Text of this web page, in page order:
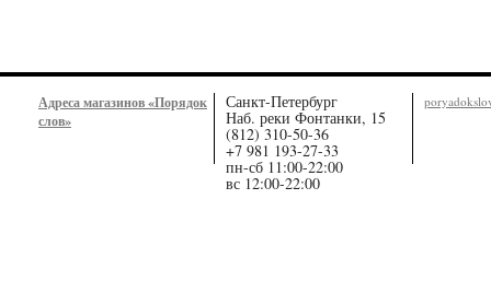
Адреса магазинов «Порядок
слов»
Санкт-Петербург
Наб. реки Фонтанки, 15
(812) 310-50-36
+7 981 193-27-33
пн-сб 11:00-22:00
вс 12:00-22:00